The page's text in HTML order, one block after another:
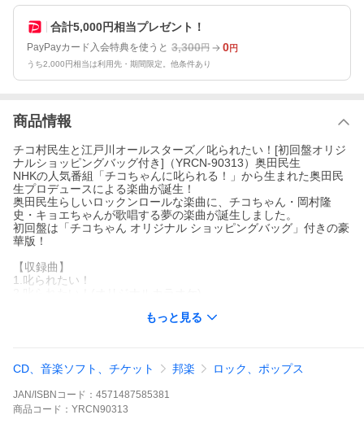
合計5,000円相当プレゼント！
PayPayカード入会特典を使うと 3,300円 0円
うち2,000円相当は利用先・期間限定。他条件あり
商品情報
チコ村民生と江戸川オールスターズ／叱られたい！[初回盤オリジ
ナルショッピングバッグ付き]（YRCN-90313）奥田民生
NHKの人気番組「チコちゃんに叱られる！」から生まれた奥田民
生プロデュースによる楽曲が誕生！
奥田民生らしいロックンロールな楽曲に、チコちゃん・岡村隆
史・キョエちゃんが歌唱する夢の楽曲が誕生しました。
初回盤は「チコちゃん オリジナル ショッピングバッグ」付きの豪
華版！
【収録曲】
1.叱られたい！
もっと見る
CD、音楽ソフト、チケット 邦楽 ロック、ポップス
JAN/ISBNコード： 4571487585381
商品 コード： YRCN90313